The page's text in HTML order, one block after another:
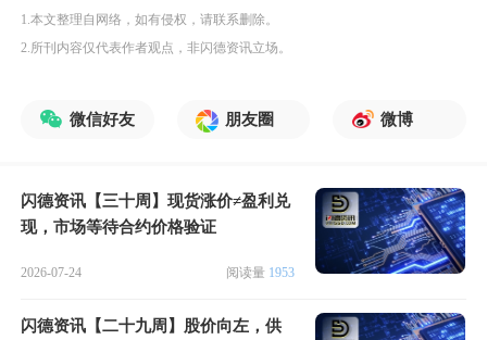
1.本文整理自网络，如有侵权，请联系删除。
2.所刊内容仅代表作者观点，非闪德资讯立场。
微信好友 朋友圈 微博
闪德资讯【三十周】现货涨价≠盈利兑
现，市场等待合约价格验证
2026-07-24 阅读量 1953
闪德资讯【二十九周】股价向左，供